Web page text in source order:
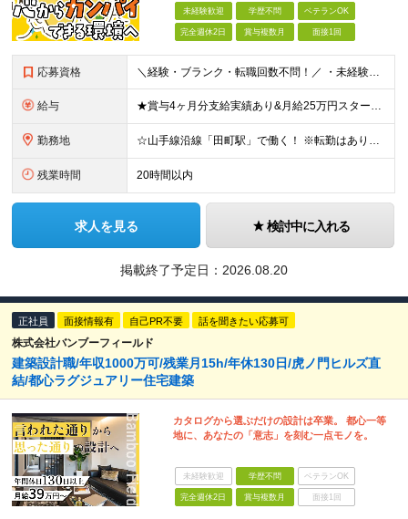
未経験歓迎 学歴不問 ベテランOK
完全週休2日 賞与複数月 面接1回
応募資格 ＼経験・ブランク・転職回数不問！／ ・未経験・正社員デビュー歓迎 ・学歴不問
給与 ★賞与4ヶ月分支給実績あり&月給25万円スタート！ ＜2024年度から3万円月給アップ！＞ 月給25万円～+諸手当+賞与年2回 ※上記金額に残業代は含みません。超過分は別途全額支給します。 ※試用
勤務地 ☆山手線沿線「田町駅」で働く！ ※転勤はありませんし勤務地は相談可能です！ 本社：東京都港区芝浦4丁目3番4号 田町きよたビル5F ※転勤はありません ※(変更の範囲)上記を除く当社関連勤務地
残業時間 20時間以内
求人を見る 検討中に入れる
掲載終了予定日： 2026.08.20
正社員 面接情報有 自己PR不要 話を聞きたい応募可
株式会社バンブーフィールド
建築設計職/年収1000万可/残業月15h/年休130日/虎ノ門ヒルズ直
結/都心ラグジュアリー住宅建築
カタログから選ぶだけの設計は卒業。 都心一等
地に、あなたの「意志」を刻む一点モノを。
未経験歓迎 学歴不問 ベテランOK
完全週休2日 賞与複数月 面接1回